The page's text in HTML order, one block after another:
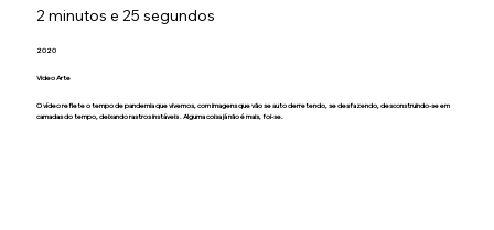
2 minutos e 25 segundos
2020
O vídeo reflete o tempo de pandemia que vivemos, com imagens que vão se auto derretendo, se desfazendo, desconstruindo-se em
camadas do tempo, deixando rastros instáveis . Alguma coisa já não é mais, foi-se.
Video Arte